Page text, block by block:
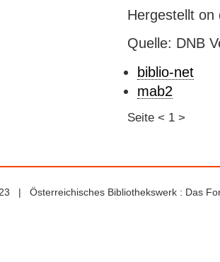
Hergestellt on
Quelle: DNB
biblio-net
mab2
Seite < 1 >
| Österreichisches Bibliothekswerk : Das